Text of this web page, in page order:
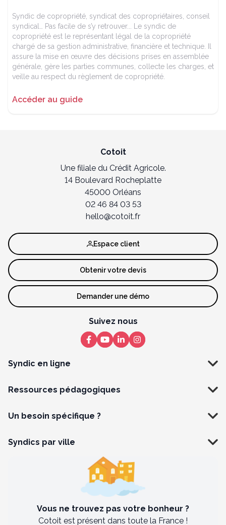
Syndic de copropriété, syndicat des copropriétaires, conseil
syndical… Pas facile de s’y retrouver... Le syndic de
copropriété est le représentant légal de la copropriété
chargé de sa gestion administrative, financière et technique. Il
assure la mise en œuvre des décisions prises en assemblée
générale, gère les parties communes, collecte les charges, et
veille au respect du règlement de copropriété.
Accéder au guide
Cotoit
Une filiale du Crédit Agricole.
14 Boulevard Rocheplatte
45000 Orléans
02 46 84 03 53
hello@cotoit.fr
Syndic en ligne
Ressources pédagogiques
Un besoin spécifique ?
Espace client
Obtenir votre devis
Demander une démo
Suivez nous
Syndics par ville
Vous ne trouvez pas votre bonheur ?
Cotoit est présent dans toute la France !